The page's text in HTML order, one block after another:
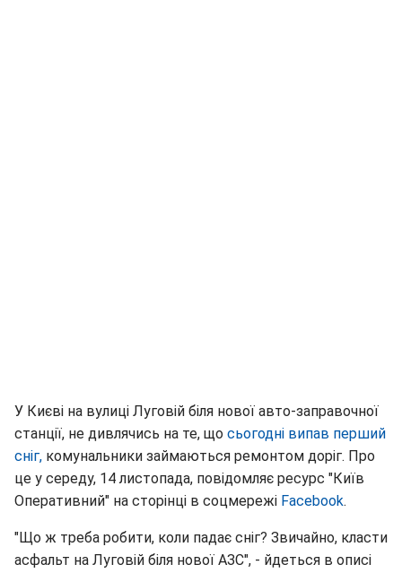
У Києві на вулиці Луговій біля нової авто-заправочної
станції, не дивлячись на те, що сьогодні випав перший
сніг, комунальники займаються ремонтом доріг. Про
це у середу, 14 листопада, повідомляє ресурс "Київ
Оперативний" на сторінці в соцмережі Facebook.
"Що ж треба робити, коли падає сніг? Звичайно, класти
асфальт на Луговій біля нової АЗС", - йдеться в описі